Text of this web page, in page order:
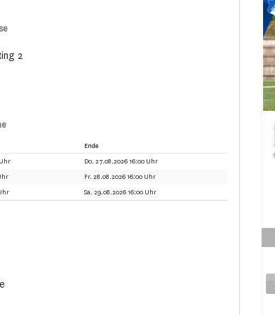
2
Ende
Do. 27.08.2026 16:00 Uhr
Fr. 28.08.2026 16:00 Uhr
Sa. 29.08.2026 16:00 Uhr